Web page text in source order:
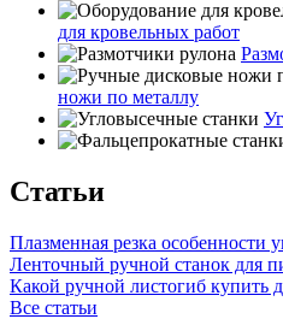
для кровельных работ
ножи по металлу
Статьи
Плазменная резка особенности
Ленточный ручной станок для
Какой ручной листогиб купить
Все статьи